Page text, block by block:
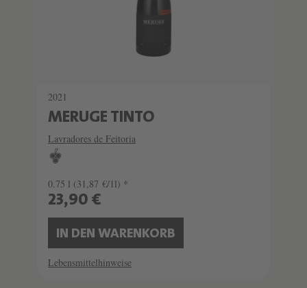
2021
MERUGE TINTO
Lavradores de Feitoria
0.75 l (31,87 €/1l) *
23,90 €
IN DEN WARENKORB
Lebensmittelhinweise